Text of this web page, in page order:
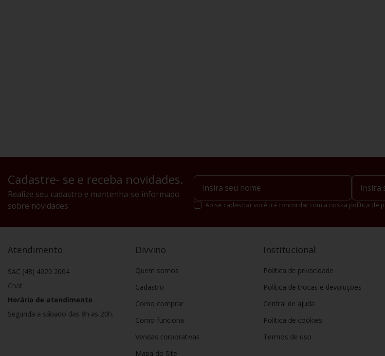
Cadastre- se e receba novidades.
Realize seu cadastro e mantenha-se informado
sobre novidades
Ao se cadastrar você irá concordar com a nossa política de
Atendimento
SAC (48) 4020 2004
Chat
Horário de atendimento
Segunda a sábado das 8h as 20h.
Divvino
Quem somos
Cadastro
Como comprar
Como funciona
Vendas corporativas
Mapa do Site
Institucional
Política de privacidade
Política de trocas e devoluções
Central de ajuda
Política de cookies
Termos de uso